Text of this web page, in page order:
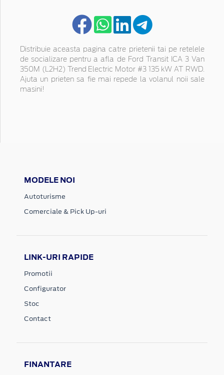
Distribuie aceasta pagina catre prietenii tai pe retelele
de socializare pentru a afla de Ford Transit ICA 3 Van
350M (L2H2) Trend Electric Motor #3 135 kW AT RWD.
Ajuta un prieten sa fie mai repede la volanul noii sale
masini!
MODELE NOI
Autoturisme
Comerciale & Pick Up-uri
LINK-URI RAPIDE
Promotii
Configurator
Stoc
Contact
FINANTARE